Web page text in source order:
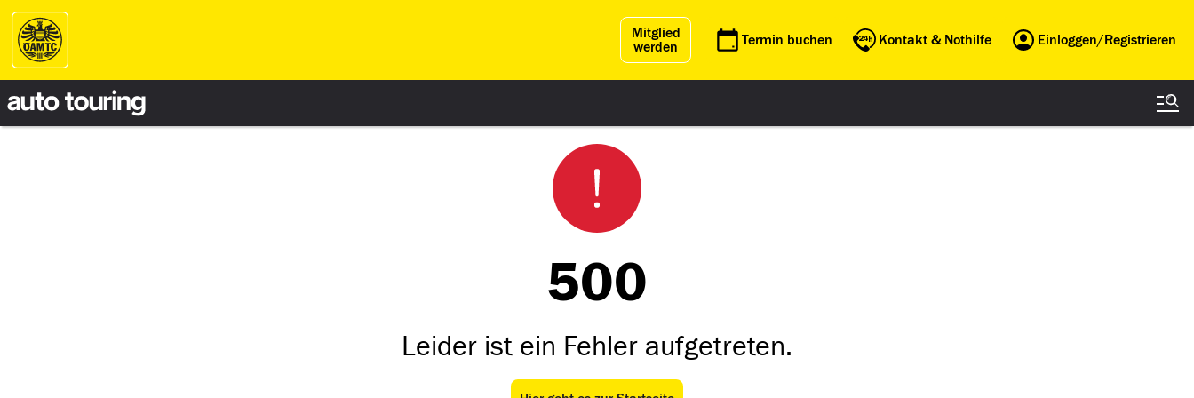
Mitglied
werden
Termin buchen Kontakt & Nothilfe Einloggen/Registrieren
500
Leider ist ein Fehler aufgetreten.